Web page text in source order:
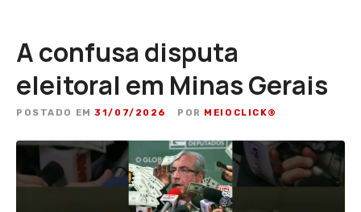
A confusa disputa
eleitoral em Minas Gerais
POSTADO EM 31/07/2026 POR MEIOCLICK®